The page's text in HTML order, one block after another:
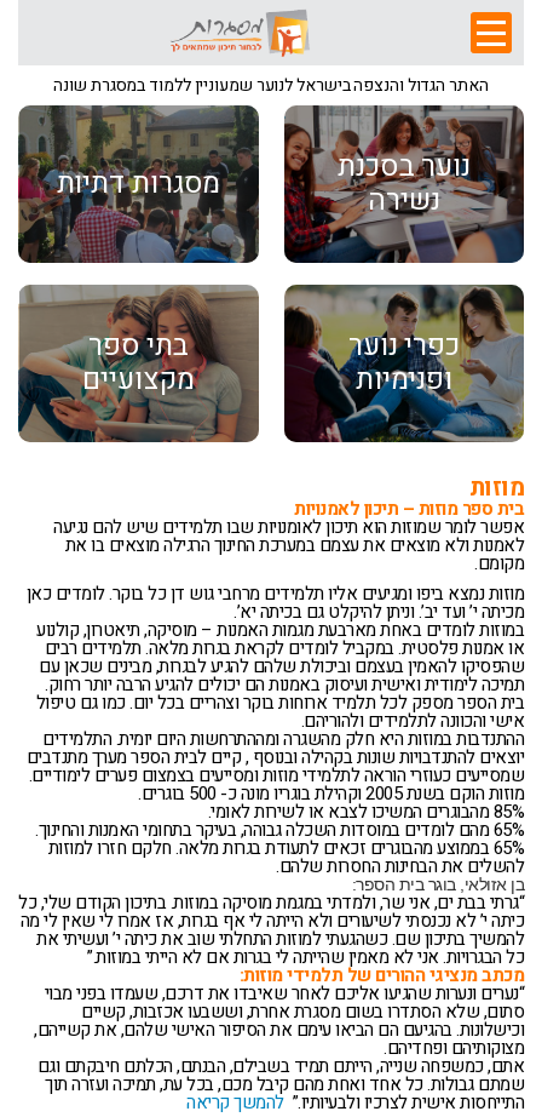
האתר הגדול והנצפה בישראל לנוער שמעוניין ללמוד במסגרת שונה
מסגרות דתיות
נוער בסכנת
נשירה
בתי ספר
מקצועיים
כפרי נוער
ופנימיות
מוזות
בית ספר מוזות – תיכון לאמנויות
אפשר לומר שמוזות הוא תיכון לאומנויות שבו תלמידים שיש להם נגיעה
לאמנות ולא מוצאים את עצמם במערכת החינוך הרגילה מוצאים בו את
מקומם.
מוזות נמצא ביפו ומגיעים אליו תלמידים מרחבי גוש דן כל בוקר. לומדים כאן
מכיתה י’ ועד יב’. וניתן להיקלט גם בכיתה יא’.
במוזות לומדים באחת מארבעת מגמות האמנות – מוסיקה, תיאטרון, קולנוע
או אמנות פלסטית. במקביל לומדים לקראת בגרות מלאה. תלמידים רבים
שהפסיקו להאמין בעצמם וביכולת שלהם להגיע לבגרות, מבינים שכאן עם
תמיכה לימודית ואישית ועיסוק באמנות הם יכולים להגיע הרבה יותר רחוק.
בית הספר מספק לכל תלמיד ארוחות בוקר וצהריים בכל יום. כמו גם טיפול
אישי והכוונה לתלמידים ולהוריהם.
ההתנדבות במוזות היא חלק מהשגרה ומההתרחשות היום יומית. התלמידים
יוצאים להתנדבויות שונות בקהילה ובנוסף , קיים לבית הספר מערך מתנדבים
שמסייעים כעוזרי הוראה לתלמידי מוזות ומסייעים בצמצום פערים לימודיים.
מוזות הוקם בשנת 2005 וקהילת בוגריו מונה כ- 500 בוגרים.
85% מהבוגרים המשיכו לצבא או לשירות לאומי.
65% מהם לומדים במוסדות השכלה גבוהה, בעיקר בתחומי האמנות והחינוך.
65% בממוצע מהבוגרים זכאים לתעודת בגרות מלאה. חלקם חזרו למוזות
להשלים את הבחינות החסרות שלהם.
בן אזולאי, בוגר בית הספר:
“גרתי בבת ים, אני שר, ולמדתי במגמת מוסיקה במוזות. בתיכון הקודם שלי, כל
כיתה י’ לא נכנסתי לשיעורים ולא הייתה לי אף בגרות, אז אמרו לי שאין לי מה
להמשיך בתיכון שם. כשהגעתי למוזות התחלתי שוב את כיתה י’ ועשיתי את
כל הבגרויות. אני לא מאמין שהייתה לי בגרות אם לא הייתי במוזות.”
מכתב מנציגי ההורים של תלמידי מוזות:
“נערים ונערות שהגיעו אליכם לאחר שאיבדו את דרכם, שעמדו בפני מבוי
סתום, שלא הסתדרו בשום מסגרת אחרת, וששבעו אכזבות, קשיים
וכישלונות. בהגיעם הם הביאו עימם את הסיפור האישי שלהם, את קשייהם,
מצוקותיהם ופחדיהם.
אתם, כמשפחה שנייה, הייתם תמיד בשבילם, הבנתם, הכלתם חיבקתם וגם
שמתם גבולות. כל אחד ואחת מהם קיבל מכם, בכל עת, תמיכה ועזרה תוך
התייחסות אישית לצרכיו ולבעיותיו.” להמשך קריאה